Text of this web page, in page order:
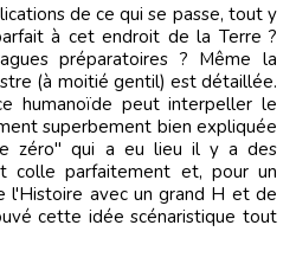
de ce qui se passe, tout y
à cet endroit de la Terre ?
préparatoires ? Même la
(à moitié gentil) est détaillée.
humanoïde peut interpeller le
superbement bien expliquée
zéro" qui a eu lieu il y a des
colle parfaitement et, pour un
l'Histoire avec un grand H et de
cette idée scénaristique tout